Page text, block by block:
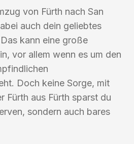
von Fürth nach San
auch dein geliebtes
kann eine große
vor allem wenn es um den
Doch keine Sorge, mit
Fürth aus Fürth sparst du
sondern auch bares